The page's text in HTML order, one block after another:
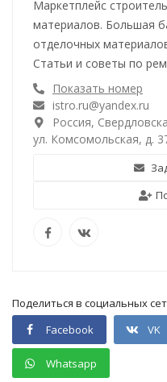
Маркетплейс
материалов. Большая
отделочных
Статьи и советы по
Показать номер
istro.ru@yandex.ru
Россия,
ул. Комсомольская, д.
Поделиться в социальных
Facebook
VK
Whatsapp